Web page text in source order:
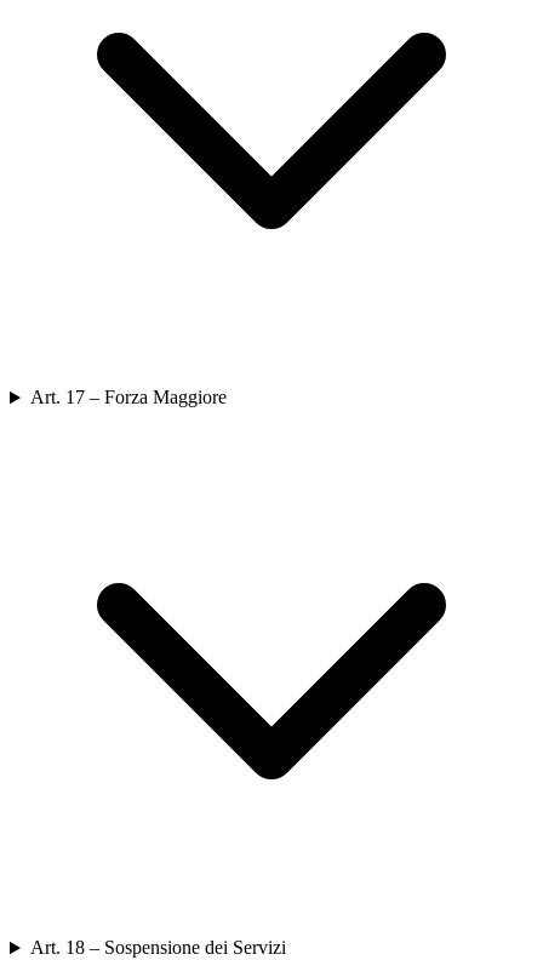
Art. 17 – Forza Maggiore
Art. 18 – Sospensione dei Servizi